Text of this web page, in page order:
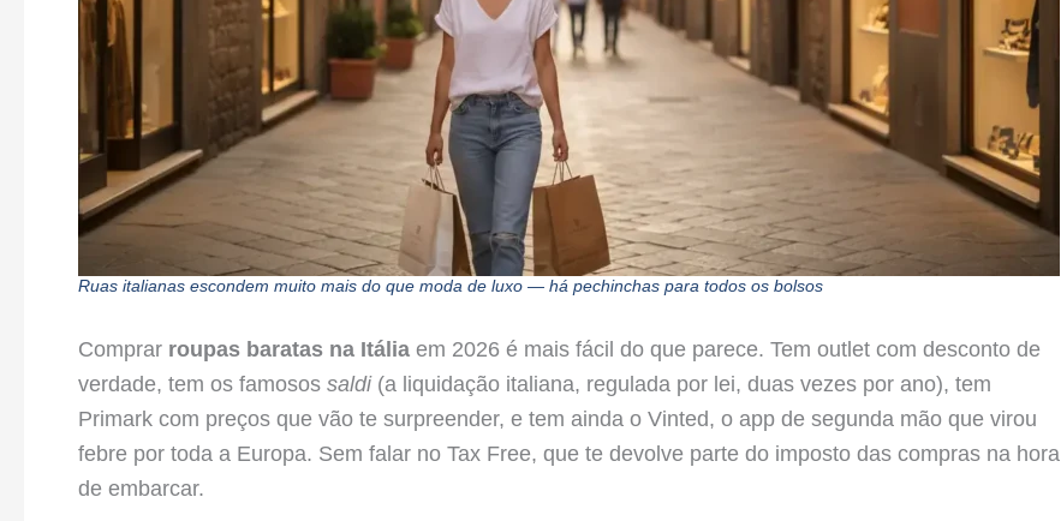
Ruas italianas escondem muito mais do que moda de luxo — há pechinchas para todos os bolsos
Comprar roupas baratas na Itália em 2026 é mais fácil do que parece. Tem outlet com desconto de
verdade, tem os famosos saldi(a liquidação italiana, regulada por lei, duas vezes por ano), tem
Primark com preços que vão te surpreender, e tem ainda o Vinted, o app de segunda mão que virou
febre por toda a Europa. Sem falar no Tax Free, que te devolve parte do imposto das compras na hora
de embarcar.